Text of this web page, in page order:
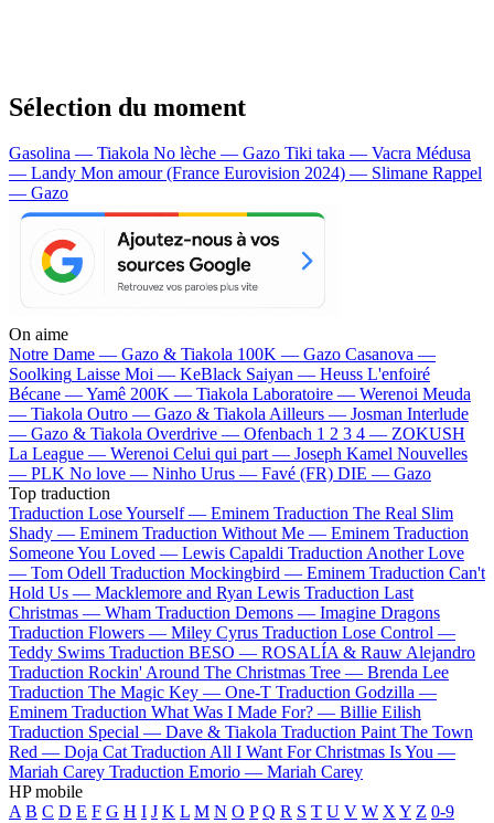
Sélection du moment
Gasolina — Tiakola No lèche — Gazo Tiki taka — Vacra Médusa
— Landy Mon amour (France Eurovision 2024) — Slimane Rappel
— Gazo
On aime
Notre Dame — Gazo & Tiakola 100K — Gazo Casanova —
Soolking Laisse Moi — KeBlack Saiyan — Heuss L'enfoiré
Bécane —Yamê 200K — Tiakola Laboratoire — Werenoi Meuda
— Tiakola Outro — Gazo & TiakolaAilleurs — Josman Interlude
— Gazo & Tiakola Overdrive — Ofenbach 1 2 3 4 — ZOKUSH
La League — Werenoi Celui qui part — Joseph Kamel Nouvelles
— PLK No love — Ninho Urus — Favé (FR) DIE — Gazo
Top traduction
Traduction Lose Yourself — Eminem Traduction The Real Slim
Shady — Eminem Traduction Without Me — Eminem Traduction
Someone You Loved — Lewis Capaldi Traduction Another Love
— Tom Odell Traduction Mockingbird — Eminem Traduction Can't
Hold Us — Macklemore and Ryan Lewis Traduction Last
Christmas — Wham Traduction Demons — Imagine Dragons
Traduction Flowers — Miley Cyrus Traduction Lose Control —
Teddy Swims Traduction BESO — ROSALÍA & Rauw Alejandro
Traduction Rockin' Around The Christmas Tree — Brenda Lee
Traduction The Magic Key — One-T Traduction Godzilla —
Eminem Traduction What Was I Made For? — Billie Eilish
Traduction Special — Dave & Tiakola Traduction Paint The Town
Red — Doja Cat Traduction All I Want For Christmas Is You —
Mariah Carey Traduction Emorio — Mariah Carey
HP mobile
A B C D E F G H I J K L M N O P Q R S T U V W XY Z 0-9